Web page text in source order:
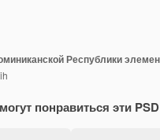
понравиться эти PSD